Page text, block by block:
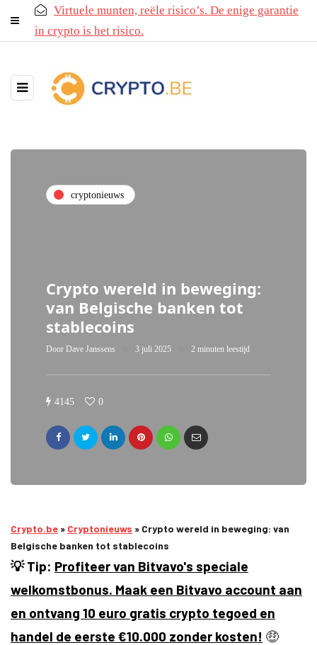
Virtuele munten, reële risico’s. De enige garantie
in crypto is het risico.
cryptonieuws
Crypto wereld in beweging:
van Belgische banken tot
stablecoins
Door Dave Janssens 3 juli 2025 2 minuten leestijd
4145 0
Crypto.be » Cryptonieuws » Crypto wereld in beweging: van
Belgische banken tot stablecoins
💡 Tip: Profiteer van Bitvavo's speciale
welkomstbonus. Maak een Bitvavo account aan
en ontvang 10 euro gratis crypto tegoed en
handel de eerste €10.000 zonder kosten! 🤑